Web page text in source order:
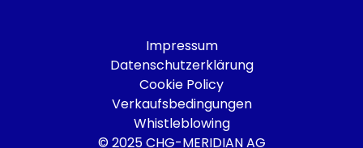
© 2025 CHG-MERIDIAN AG
Impressum
Datenschutzerklärung
Cookie Policy
Verkaufsbedingungen
Whistleblowing